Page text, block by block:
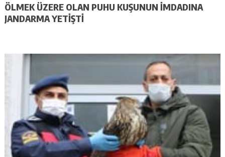
ÖLMEK ÜZERE OLAN PUHU KUŞUNUN İMDADINA
JANDARMA YETİŞTİ